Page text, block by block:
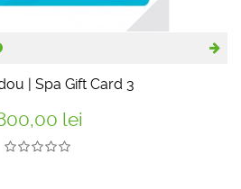
| Spa Gift Card 3
lei